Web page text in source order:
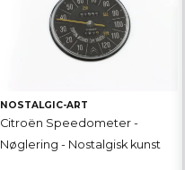
NOSTALGIC-ART
Citroën Speedometer -
Nøglering - Nostalgisk kunst